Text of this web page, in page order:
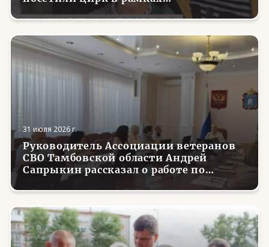
всероссийской акции
31 июля 2026 г.
Руководитель Ассоциации ветеранов
СВО Тамбовской области Андрей
Сапрыкин рассказал о работе по
трудоустройству вернувшихся с
фронта боевых товарищей